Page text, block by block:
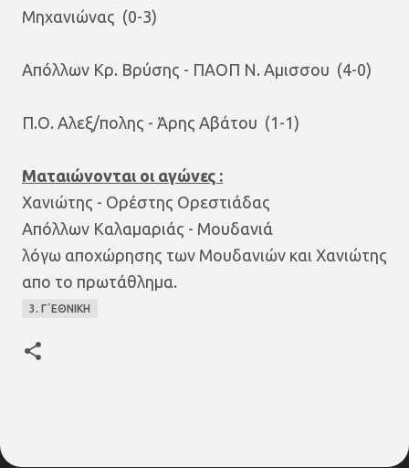
Μηχανιώνας (0-3)
Απόλλων Κρ. Βρύσης - ΠΑΟΠ Ν. Αμισσου (4-0)
Π.Ο. Αλεξ/πολης - Άρης Αβάτου (1-1)
Ματαιώνονται οι αγώνες :
Χανιώτης - Ορέστης Ορεστιάδας
Απόλλων Καλαμαριάς - Μουδανιά
λόγω αποχώρησης των Μουδανιών και Χανιώτης
απο το πρωτάθλημα.
3. Γ΄ΕΘΝΙΚΗ